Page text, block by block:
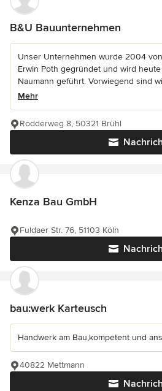
B&U Bauunternehmen
Unser Unternehmen wurde 2004
Erwin Poth gegründet und wird
Naumann geführt. Vorwiegend sind
Mehr
Rodderweg 8, 50321 Brühl
Kenza Bau GmbH
Fuldaer Str. 76, 51103 Köln
bau:werk Karteusch
Handwerk am Bau,kompetent und
40822 Mettmann